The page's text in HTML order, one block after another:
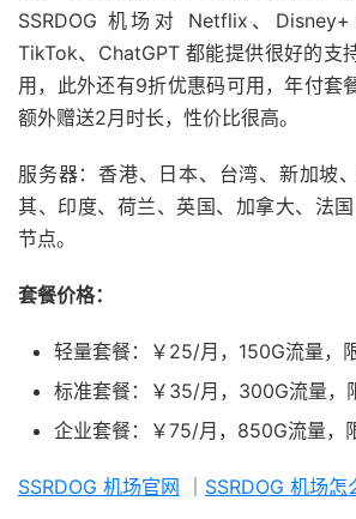
SSRDOG 机场对 Netflix、
TikTok、ChatGPT 都能提供很好的支
用，此外还有9折优惠码可用，年付套
额外赠送2月时长，性价比很高。
服务器：香港、日本、台湾、新加坡
其、印度、荷兰、英国、加拿大、法
节点。
套餐价格：
轻量套餐：￥25/月，150G流量，
标准套餐：￥35/月，300G流量，
企业套餐：￥75/月，850G流量，
SSRDOG 机场官网 SSRDOG 机场怎